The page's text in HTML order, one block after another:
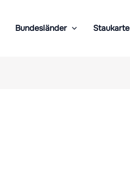
Bundesländer Staukarte